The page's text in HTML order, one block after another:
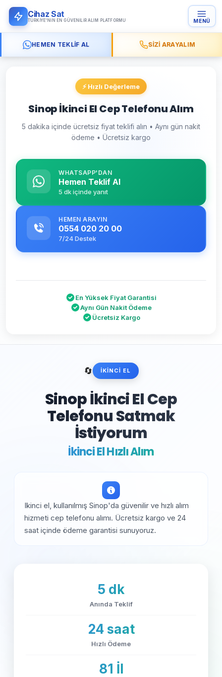
Cihaz Sat
TÜRKIYE'NIN EN GÜVENILIR ALIM PLATFORMU MENÜ
HEMEN TEKLIF AL SIZI ARAYALIM
⚡ Hızlı Değerleme
Sinop İkinci El Cep Telefonu Alım
5 dakika içinde ücretsiz fiyat teklifi alın • Aynı gün nakit
ödeme • Ücretsiz kargo
WHATSAPP'DAN
Hemen Teklif Al
5 dk içinde yanıt
HEMEN ARAYIN
0554 020 20 00
7/24 Destek
En Yüksek Fiyat Garantisi
Aynı Gün Nakit Ödeme
Ücretsiz Kargo
🔄 İKİNCİ EL
Sinop İkinci El Cep
Telefonu Satmak
İstiyorum
İkinci El Hızlı Alım
Ikinci el, kullanılmış Sinop'da güvenilir ve hızlı alım
hizmeti cep telefonu alımı. Ücretsiz kargo ve 24
saat içinde ödeme garantisi sunuyoruz.
5 dk
Anında Teklif
24 saat
Hızlı Ödeme
81 İl